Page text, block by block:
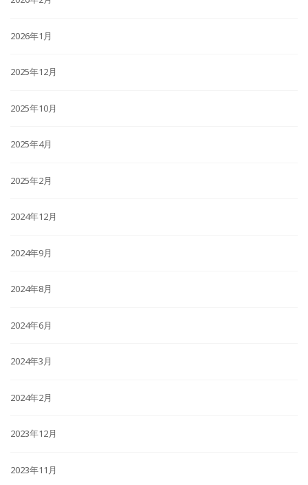
2026年1月
2025年12月
2025年10月
2025年4月
2025年2月
2024年12月
2024年9月
2024年8月
2024年6月
2024年3月
2024年2月
2023年12月
2023年11月